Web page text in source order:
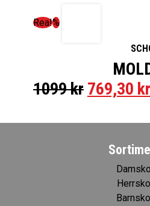
Rea!%
1099kr 769,30 kr